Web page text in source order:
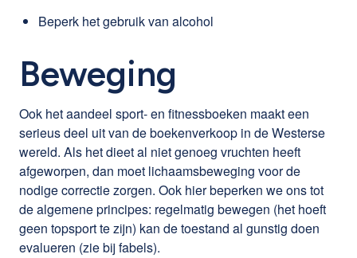
Beperk het gebruik van alcohol
Beweging
Ook het aandeel sport- en fitnessboeken maakt een
serieus deel uit van de boekenverkoop in de Westerse
wereld. Als het dieet al niet genoeg vruchten heeft
afgeworpen, dan moet lichaamsbeweging voor de
nodige correctie zorgen. Ook hier beperken we ons tot
de algemene principes: regelmatig bewegen (het hoeft
geen topsport te zijn) kan de toestand al gunstig doen
evalueren (zie bij fabels).